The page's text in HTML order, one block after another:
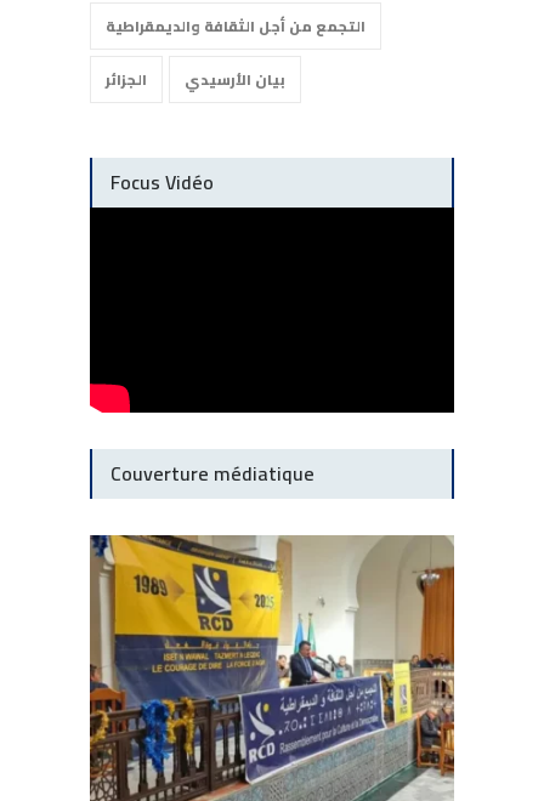
التجمع من أجل الثقافة والديمقراطية
الجزائر
بيان الأرسيدي
Focus Vidéo
Couverture médiatique